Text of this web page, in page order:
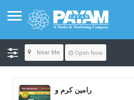
Near Me Open Now
رامین کرم و